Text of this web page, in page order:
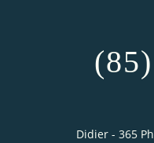
Didier - 365